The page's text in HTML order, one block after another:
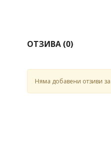
ОТЗИВА (0)
Няма добавени отзиви за